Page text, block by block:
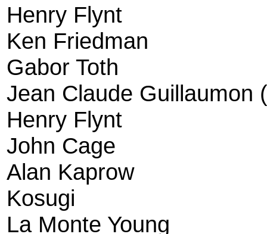
Henry Flynt
Ken Friedman
Gabor Toth
Jean Claude Guillaumon
Henry Flynt
John Cage
Alan Kaprow
Kosugi
La Monte Young